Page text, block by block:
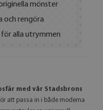
mönster
rengöra
alla utrymmen
med vår Stadsbrons
att passa in i både moderna